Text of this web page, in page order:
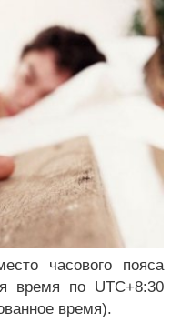
часового пояса
время по UTC+8:30
время).